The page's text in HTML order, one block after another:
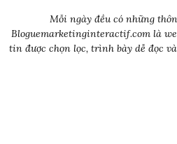
Mỗi ngày đều có những
Bloguemarketinginteractif.com là
tin được chọn lọc, trình bày dễ đọc